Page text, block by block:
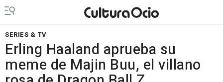
SERIES & TV
Erling Haaland aprueba su
meme de Majin Buu, el villano